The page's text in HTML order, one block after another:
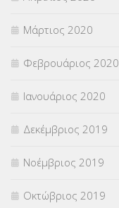
Μάρτιος 2020
Φεβρουάριος 2020
Ιανουάριος 2020
Δεκέμβριος 2019
Νοέμβριος 2019
Οκτώβριος 2019